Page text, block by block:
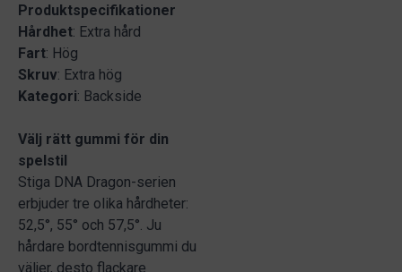
Produktspecifikationer
Hårdhet: Extra hård
Fart: Hög
Skruv: Extra hög
Kategori: Backside
Välj rätt gummi för din
spelstil
Stiga DNA Dragon-serien
erbjuder tre olika hårdheter:
52,5°, 55° och 57,5°. Ju
hårdare bordtennisgummi du
väljer, desto flackare